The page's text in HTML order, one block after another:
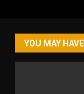
YOU MAY